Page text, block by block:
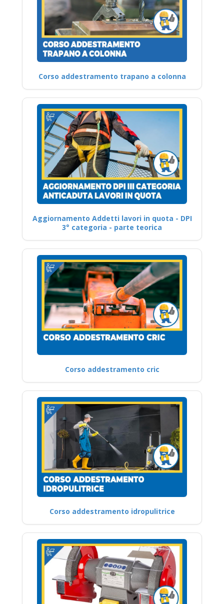
Corso addestramento trapano a colonna
Aggiornamento Addetti lavori in quota - DPI
3° categoria - parte teorica
Corso addestramento cric
Corso addestramento idropulitrice